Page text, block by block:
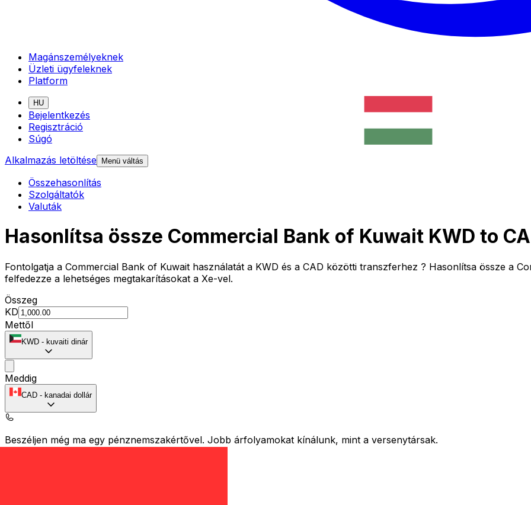
Magánszemélyeknek
Üzleti ügyfeleknek
Platform
HU
Bejelentkezés
Regisztráció
Súgó
Alkalmazás letöltése Menü váltás
Összehasonlítás
Szolgáltatók
Valuták
Hasonlítsa össze Commercial Bank of Kuwait KWD to
Fontolgatja a Commercial Bank of Kuwait használatát a KWD és a CAD közötti transzferhez ? Hasonlítsa össze a
felfedezze a lehetséges megtakarításokat a Xe-vel.
Összeg
KD
Mettől
KWD - kuvaiti dinár
Meddig
CAD - kanadai dollár
Beszéljen még ma egy pénznemszakértővel. Jobb árfolyamokat kínálunk, mint a versenytársak.